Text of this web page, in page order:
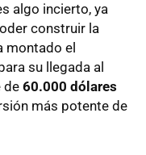
algo incierto, ya
construir la
montado el
su llegada al
de60.000 dólares
más potente de